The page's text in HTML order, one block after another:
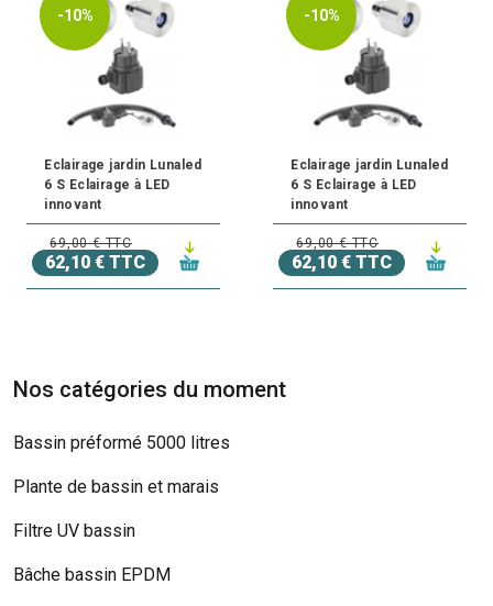
-10%
Eclairage jardin Lunaled
6 S Eclairage à LED
innovant
69,00 € TTC
62,10 € TTC
-10%
Eclairage jardin Lunaled
6 S Eclairage à LED
innovant
69,00 € TTC
62,10 € TTC
Nos catégories du moment
Bassin préformé 5000 litres
Plante de bassin et marais
Filtre UV bassin
Bâche bassin EPDM